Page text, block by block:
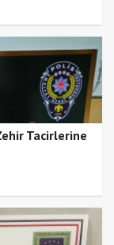
Tacirlerine